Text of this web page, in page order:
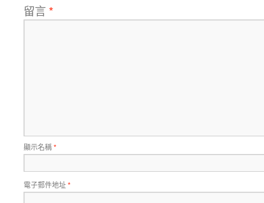
留言 *
顯示名稱*
電子郵件地址*